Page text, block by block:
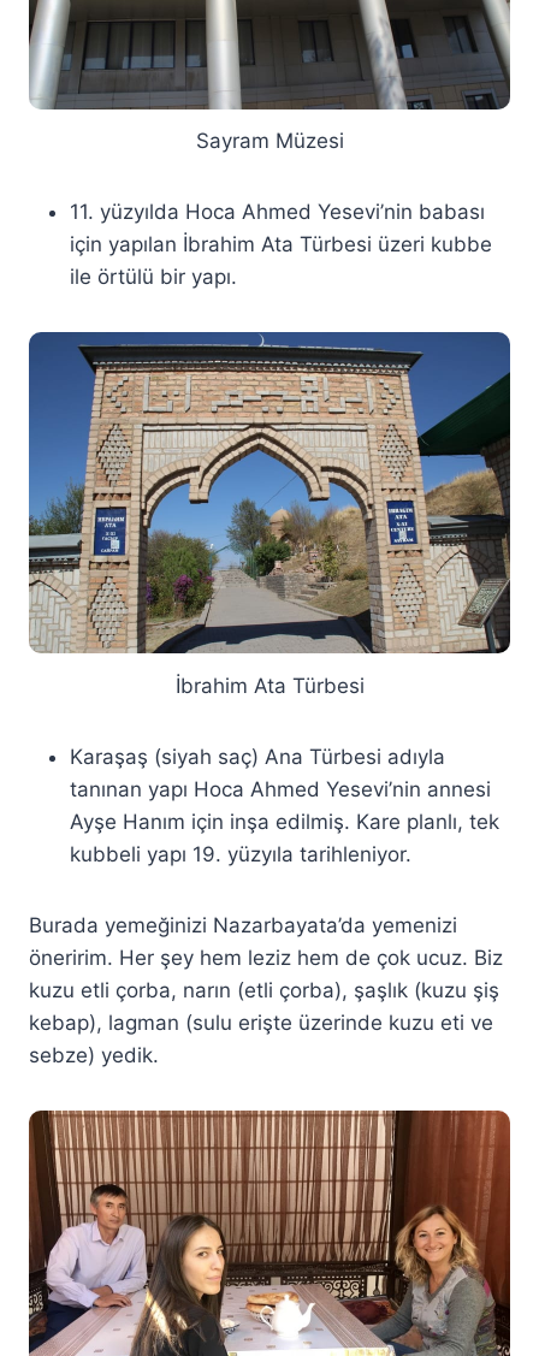
Sayram Müzesi
11. yüzyılda Hoca Ahmed Yesevi’nin babası
için yapılan İbrahim Ata Türbesi üzeri kubbe
ile örtülü bir yapı.
İbrahim Ata Türbesi
Karaşaş (siyah saç) Ana Türbesi adıyla
tanınan yapı Hoca Ahmed Yesevi’nin annesi
Ayşe Hanım için inşa edilmiş. Kare planlı, tek
kubbeli yapı 19. yüzyıla tarihleniyor.
Burada yemeğinizi Nazarbayata’da yemenizi
öneririm. Her şey hem leziz hem de çok ucuz. Biz
kuzu etli çorba, narın (etli çorba), şaşlık (kuzu şiş
kebap), lagman (sulu erişte üzerinde kuzu eti ve
sebze) yedik.